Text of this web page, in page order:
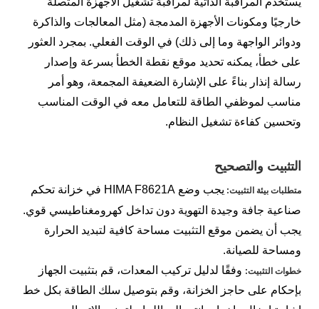
خارجيًا ومكونات الأجهزة المدمجة (مثل المعالجات والذاكرة
ودوائر الواجهة وما إلى ذلك) في الوقت الفعلي. بمجرد العثور
على خطأ، يمكنه تحديد موقع نقطة الخطأ بسرعة وإصدار
رسالة إنذار بناءً على الإشارة الضعيفة المجمعة، وهو أمر
مناسب لموظفي الطاقة للتعامل معه في الوقت المناسب
وتحسين كفاءة تشغيل النظام.
التثبيت والتصحيح
متطلبات بيئة التثبيت:
يجب وضع HIMA F8621A في خزانة تحكم
صناعية جافة وجيدة التهوية دون تداخل كهرومغناطيسي قوي.
يجب أن يضمن موقع التثبيت مساحة كافية لتبديد الحرارة
ومساحة للصيانة.
خطوات التثبيت: وفقًا لدليل تركيب المعدات، قم بتثبيت الجهاز
بإحكام على حاجز الخزانة، وقم بتوصيل سلك الطاقة بكل خط